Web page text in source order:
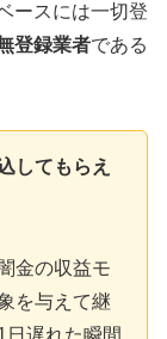
ースには一切登
登録業者である
してもらえ
金の収益モ
を与えて継
遅れた瞬間